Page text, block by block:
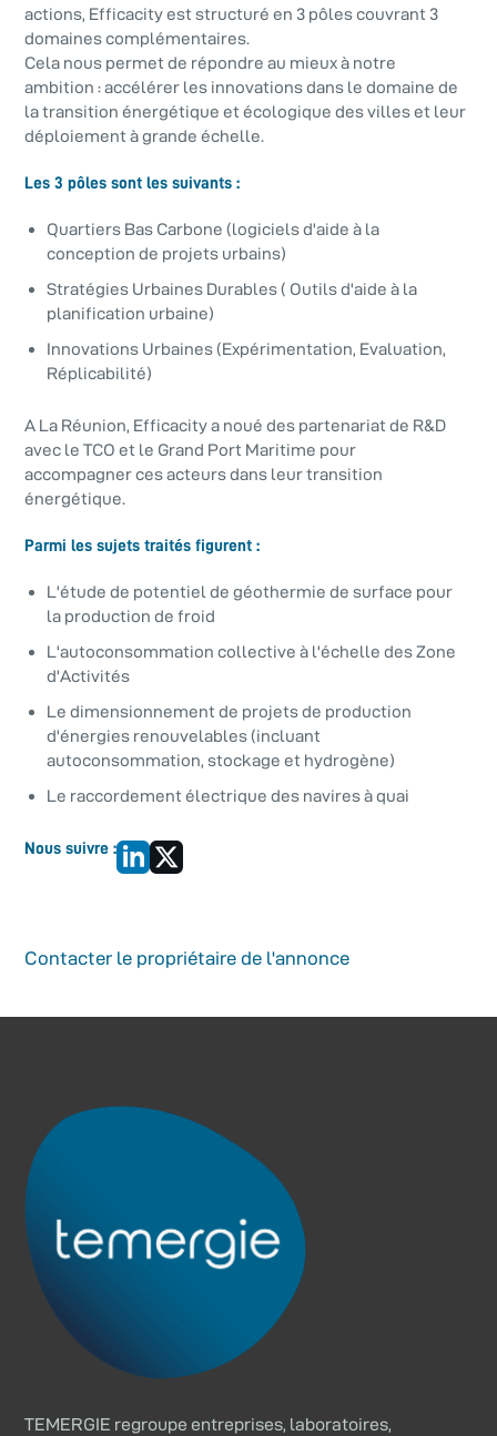
actions, Efficacity est structuré en 3 pôles couvrant 3
domaines complémentaires.
Cela nous permet de répondre au mieux à notre
ambition : accélérer les innovations dans le domaine de
la transition énergétique et écologique des villes et leur
déploiement à grande échelle.
Les 3 pôles sont les suivants :
Quartiers Bas Carbone (logiciels d'aide à la
conception de projets urbains)
Stratégies Urbaines Durables ( Outils d'aide à la
planification urbaine)
Innovations Urbaines (Expérimentation, Evaluation,
Réplicabilité)
A La Réunion, Efficacity a noué des partenariat de R&D
avec le TCO et le Grand Port Maritime pour
accompagner ces acteurs dans leur transition
énergétique.
Parmi les sujets traités figurent :
L'étude de potentiel de géothermie de surface pour
la production de froid
L'autoconsommation collective à l'échelle des Zone
d'Activités
Le dimensionnement de projets de production
d'énergies renouvelables (incluant
autoconsommation, stockage et hydrogène)
Le raccordement électrique des navires à quai
Contacter le propriétaire de l'annonce
TEMERGIE regroupe entreprises, laboratoires,